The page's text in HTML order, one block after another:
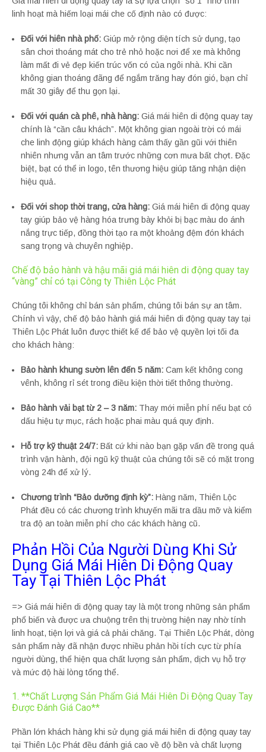
linh hoạt mà hiếm loại mái che cố định nào có được:
Đối với hiên nhà phố: Giúp mở rộng diện tích sử dụng, tạo
sân chơi thoáng mát cho trẻ nhỏ hoặc nơi để xe mà không
làm mất đi vẻ đẹp kiến trúc vốn có của ngôi nhà. Khi cần
không gian thoáng đãng để ngắm trăng hay đón gió, bạn chỉ
mất 30 giây để thu gọn lại.
Đối với quán cà phê, nhà hàng: Giá mái hiên di động quay tay
chính là “cần câu khách”. Một không gian ngoài trời có mái
che linh động giúp khách hàng cảm thấy gần gũi với thiên
nhiên nhưng vẫn an tâm trước những cơn mưa bất chợt. Đặc
biệt, bạt có thể in logo, tên thương hiệu giúp tăng nhận diện
hiệu quả.
Đối với shop thời trang, cửa hàng: Giá mái hiên di động quay
tay giúp bảo vệ hàng hóa trưng bày khỏi bị bạc màu do ánh
nắng trực tiếp, đồng thời tạo ra một khoảng đệm đón khách
sang trọng và chuyên nghiệp.
Chế độ bảo hành và hậu mãi giá mái hiên di động quay tay
“vàng” chỉ có tại Công ty Thiên Lộc Phát
Chúng tôi không chỉ bán sản phẩm, chúng tôi bán sự an tâm.
Chính vì vậy, chế độ bảo hành giá mái hiên di động quay tay tại
Thiên Lộc Phát luôn được thiết kế để bảo vệ quyền lợi tối đa
cho khách hàng:
Bảo hành khung sườn lên đến 5 năm: Cam kết không cong
vênh, không rỉ sét trong điều kiện thời tiết thông thường.
Bảo hành vải bạt từ 2 – 3 năm: Thay mới miễn phí nếu bạt có
dấu hiệu tự mục, rách hoặc phai màu quá quy định.
Hỗ trợ kỹ thuật 24/7: Bất cứ khi nào bạn gặp vấn đề trong quá
trình vận hành, đội ngũ kỹ thuật của chúng tôi sẽ có mặt trong
vòng 24h để xử lý.
Chương trình “Bảo dưỡng định kỳ”: Hàng năm, Thiên Lộc
Phát đều có các chương trình khuyến mãi tra dầu mỡ và kiểm
tra độ an toàn miễn phí cho các khách hàng cũ.
Phản Hồi Của Người Dùng Khi Sử
Dụng Giá Mái Hiên Di Động Quay
Tay Tại Thiên Lộc Phát
=> Giá mái hiên di động quay tay là một trong những sản phẩm
phổ biến và được ưa chuộng trên thị trường hiện nay nhờ tính
linh hoạt, tiện lợi và giá cả phải chăng. Tại Thiên Lộc Phát, dòng
sản phẩm này đã nhận được nhiều phản hồi tích cực từ phía
người dùng, thể hiện qua chất lượng sản phẩm, dịch vụ hỗ trợ
và mức độ hài lòng tổng thể.
1. **Chất Lượng Sản Phẩm Giá Mái Hiên Di Động Quay Tay
Được Đánh Giá Cao**
Phần lớn khách hàng khi sử dụng giá mái hiên di động quay tay
tại Thiên Lộc Phát đều đánh giá cao về độ bền và chất lượng